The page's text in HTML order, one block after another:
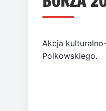
Akcja
Polkowskiego.